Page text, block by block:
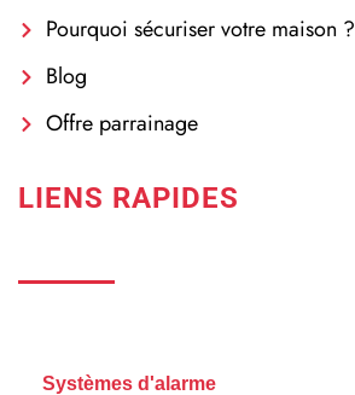
Pourquoi sécuriser votre maison ?
Blog
Offre parrainage
LIENS RAPIDES
Systèmes d'alarme